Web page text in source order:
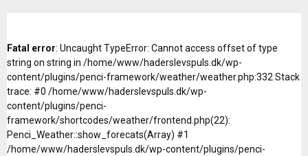
Fatal error: Uncaught TypeError: Cannot access offset of type
string on string in /home/www/haderslevspuls.dk/wp-
content/plugins/penci-framework/weather/weather.php:332 Stack
trace: #0 /home/www/haderslevspuls.dk/wp-
content/plugins/penci-
framework/shortcodes/weather/frontend.php(22):
Penci_Weather::show_forecats(Array) #1
/home/www/haderslevspuls.dk/wp-content/plugins/penci-